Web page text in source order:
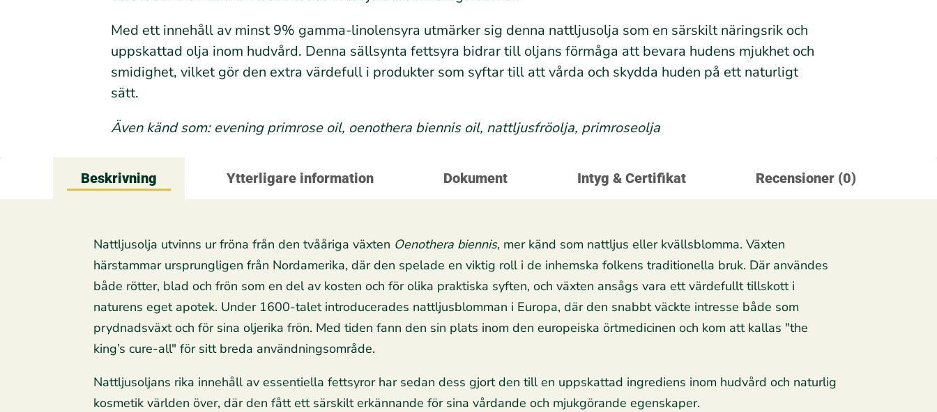
Med ett innehåll av minst 9% gamma-linolensyra utmärker sig denna nattljusolja som en särskilt näringsrik och
uppskattad olja inom hudvård. Denna sällsynta fettsyra bidrar till oljans förmåga att bevara hudens mjukhet och
smidighet, vilket gör den extra värdefull i produkter som syftar till att vårda och skydda huden på ett naturligt
sätt.
Även känd som: evening primrose oil, oenothera biennis oil, nattljusfröolja, primroseolja
Beskrivning Ytterligare information Dokument Intyg & Certifikat Recensioner (0)
Nattljusolja utvinns ur fröna från den tvååriga växten Oenothera biennis, mer känd som nattljus eller kvällsblomma. Växten
härstammar ursprungligen från Nordamerika, där den spelade en viktig roll i de inhemska folkens traditionella bruk. Där användes
både rötter, blad och frön som en del av kosten och för olika praktiska syften, och växten ansågs vara ett värdefullt tillskott i
naturens eget apotek. Under 1600-talet introducerades nattljusblomman i Europa, där den snabbt väckte intresse både som
prydnadsväxt och för sina oljerika frön. Med tiden fann den sin plats inom den europeiska örtmedicinen och kom att kallas "the
king’s cure-all" för sitt breda användningsområde.
Nattljusoljans rika innehåll av essentiella fettsyror har sedan dess gjort den till en uppskattad ingrediens inom hudvård och naturlig
kosmetik världen över, där den fått ett särskilt erkännande för sina vårdande och mjukgörande egenskaper.